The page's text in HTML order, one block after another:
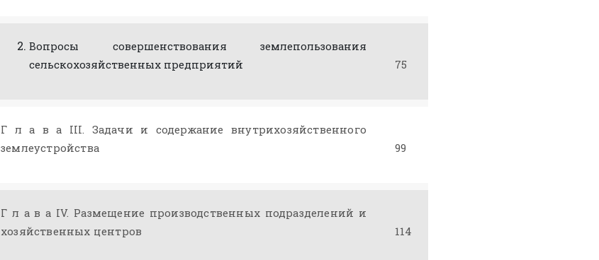
Вопросы совершенствования землепользования
сельскохозяйственных предприятий
75
Г л а в а III. Задачи и содержание внутрихозяйственного
землеустройства
99
Г л а в а IV. Размещение производственных подразделений и
хозяйственных центров
114